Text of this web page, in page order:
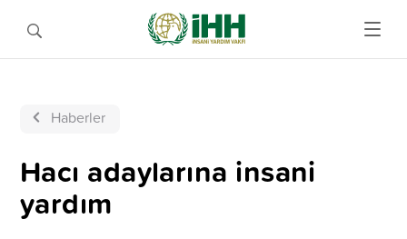
Haberler
Hacı adaylarına insani
yardım